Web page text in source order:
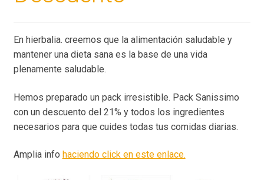
En hierbalia. creemos que la alimentación saludable y
mantener una dieta sana es la base de una vida
plenamente saludable.
Hemos preparado un pack irresistible. Pack Sanissimo
con un descuento del 21% y todos los ingredientes
necesarios para que cuides todas tus comidas diarias.
Amplia info haciendo click en este enlace.